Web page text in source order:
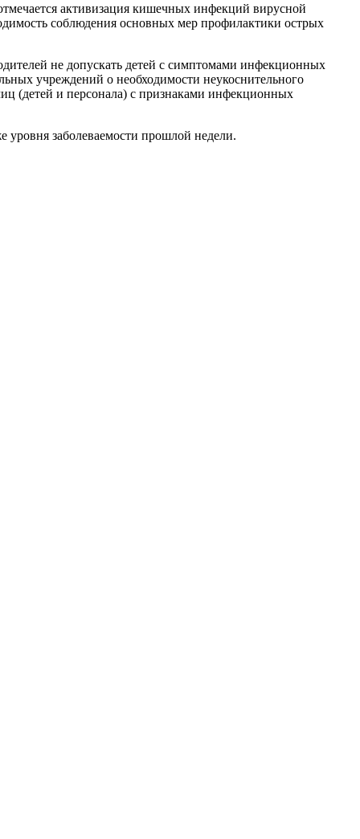
активизация кишечных инфекций вирусной
соблюдения основных мер профилактики острых
не допускать детей с симптомами инфекционных
учреждений о необходимости неукоснительного
(детей и персонала) с признаками инфекционных
уровня заболеваемости прошлой недели.